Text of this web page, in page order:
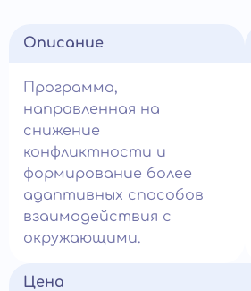
Описание
Программа,
направленная на
снижение
конфликтности и
формирование более
адаптивных способов
взаимодействия с
окружающими.
Цена